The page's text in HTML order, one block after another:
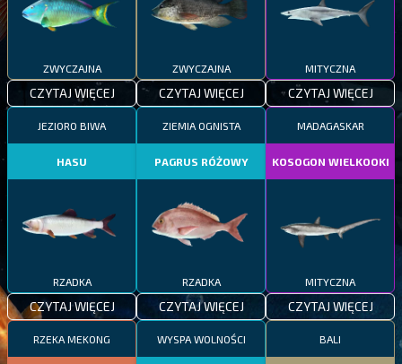
ZWYCZAJNA
CZYTAJ WIĘCEJ
ZWYCZAJNA
CZYTAJ WIĘCEJ
MITYCZNA
CZYTAJ WIĘCEJ
JEZIORO BIWA
HASU
RZADKA
CZYTAJ WIĘCEJ
ZIEMIA OGNISTA
PAGRUS RÓŻOWY
RZADKA
CZYTAJ WIĘCEJ
MADAGASKAR
KOSOGON WIELKOOKI
MITYCZNA
CZYTAJ WIĘCEJ
RZEKA MEKONG WYSPA WOLNOŚCI BALI